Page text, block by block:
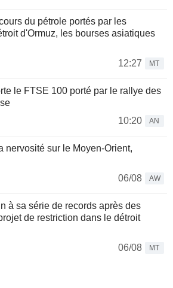
du pétrole portés par les
d'Ormuz, les bourses asiatiques
12:27
MT
le FTSE 100 porté par le rallye des
10:20
AN
nervosité sur le Moyen-Orient,
06/08
AW
à sa série de records après des
de restriction dans le détroit
06/08
MT